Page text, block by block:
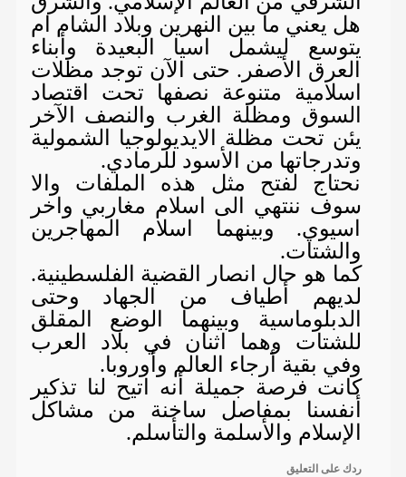
هل يعني ما بين النهرين وبلاد الشام ام
يتوسع ليشمل اسيا البعيدة وأبناء
العرق الأصفر. حتى الآن توجد مظلات
اسلامية متنوعة نصفها تحت اقتصاد
السوق ومظلة الغرب والنصف الآخر
يئن تحت مظلة الايديولوجيا الشمولية
وتدرجاتها من الأسود للرمادي.
نحتاج لفتح مثل هذه الملفات والا
سوف ننتهي الى اسلام مغاربي واخر
اسيوي. وبينهما اسلام المهاجرين
والشتات.
كما هو حال انصار القضية الفلسطينية.
لديهم أطياف من الجهاد وحتى
الدبلوماسية وبينهما الوضع المقلق
للشتات وهما اثنان في بلاد العرب
وفي بقية أرجاء العالم وأوروبا.
كانت فرصة جميلة أنه اتيح لنا تذكير
أنفسنا بمفاصل ساخنة من مشاكل
الإسلام والأسلمة والتأسلم.
ردك على التعليق